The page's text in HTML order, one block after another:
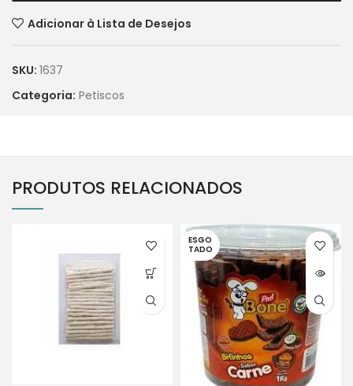
Adicionar à Lista de Desejos
SKU: 1637
Categoria: Petiscos
PRODUTOS RELACIONADOS
ESGO
TADO